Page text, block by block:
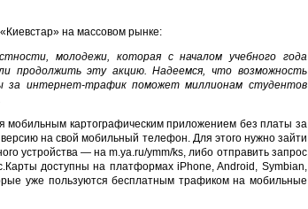
на массовом рынке:
молодежи, которая с началом учебного года
продолжить эту акцию. Надеемся, что возможность
за интернет-трафик поможет миллионам студентов
мобильным картографическим приложением без платы за
на свой мобильный телефон. Для этого нужно зайти
устройства — на m.ya.ru/ymm/ks, либо отправить запрос
доступны на платформах iPhone, Android, Symbian,
уже пользуются бесплатным трафиком на мобильные